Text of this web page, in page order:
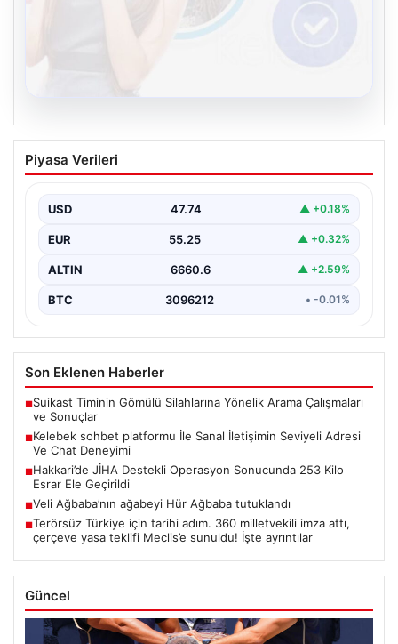
Kelebek sohbet platformu İle Sanal
İletişimin Seviyeli Adresi Ve Chat
İnternet çağında insanların kaliteli bir tarzda irtibat
Piyasa Verileri
USD 47.74 ▲ +0.18%
EUR 55.25 ▲ +0.32%
ALTIN 6660.6 ▲ +2.59%
BTC 3096212 • -0.01%
Son Eklenen Haberler
■Suikast Timinin Gömülü Silahlarına Yönelik Arama Çalışmaları
ve Sonuçlar
■Kelebek sohbet platformu İle Sanal İletişimin Seviyeli Adresi
Ve Chat Deneyimi
■Hakkari’de JİHA Destekli Operasyon Sonucunda 253 Kilo
Esrar Ele Geçirildi
■Veli Ağbaba’nın ağabeyi Hür Ağbaba tutuklandı
■Terörsüz Türkiye için tarihi adım. 360 milletvekili imza attı,
çerçeve yasa teklifi Meclis’e sunuldu! İşte ayrıntılar
Güncel